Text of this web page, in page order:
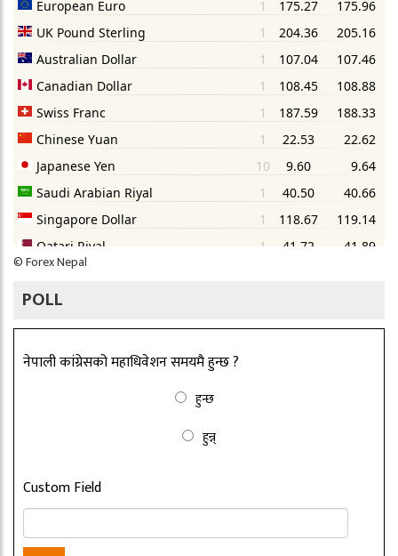
©Forex Nepal
POLL
नेपाली कांग्रेसको महाधिवेशन समयमै हुन्छ ?
हुन्छ
हुन्न्
Custom Field